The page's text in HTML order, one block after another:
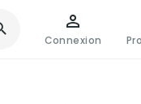
Connexion